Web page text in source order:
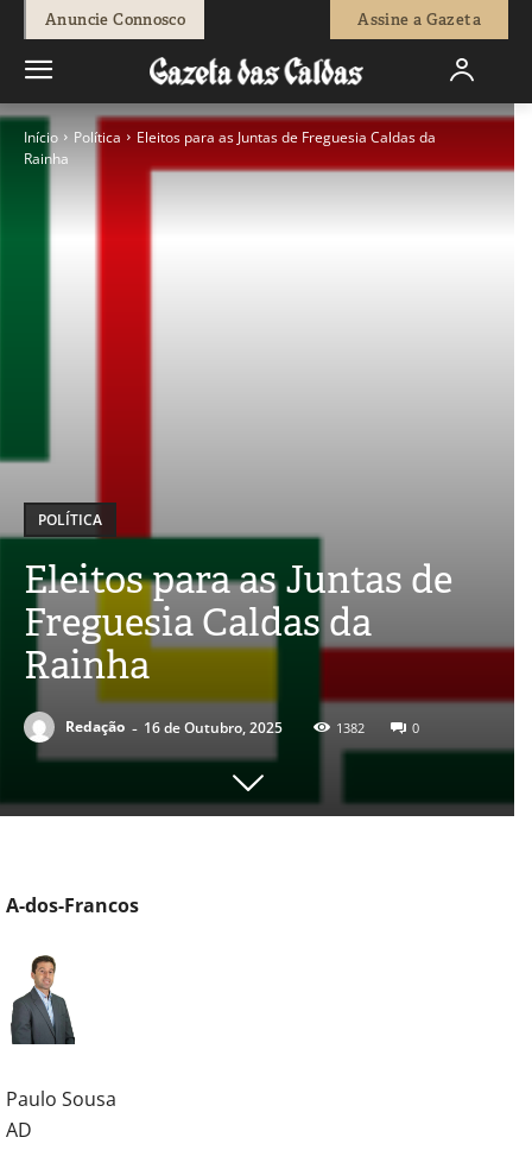
Anuncie Connosco Assine a Gazeta
Início Política
Eleitos para as Juntas de Freguesia Caldas da
Rainha
POLÍTICA
Eleitos para as Juntas de
Freguesia Caldas da
Rainha
Redação - 16 de Outubro, 2025 1382 0
A-dos-Francos
Paulo Sousa
AD